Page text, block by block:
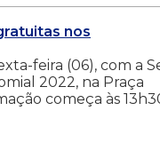
nos
feira (06), com a
2022, na Praça
começa às